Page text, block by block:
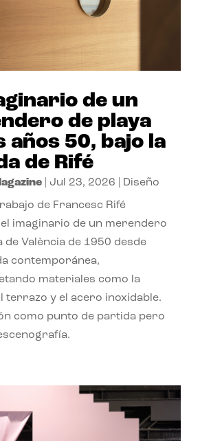
de un
de playa
años 50, bajo la
de Rifé
| Jul 23, 2026 Diseño
de Francesc Rifé
imaginario de un merendero
de València de 1950 desde
contemporánea,
materiales como la
terrazo y el acero inoxidable.
como punto de partida pero